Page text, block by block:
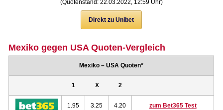
(Quotenstand: 22.03.2022, 12:59 Uhr)
Direkt zu Unibet
Mexiko gegen USA Quoten-Vergleich
Mexiko – USA Quoten*
1 X 2
1.95 3.25 4.20 zum Bet365 Test